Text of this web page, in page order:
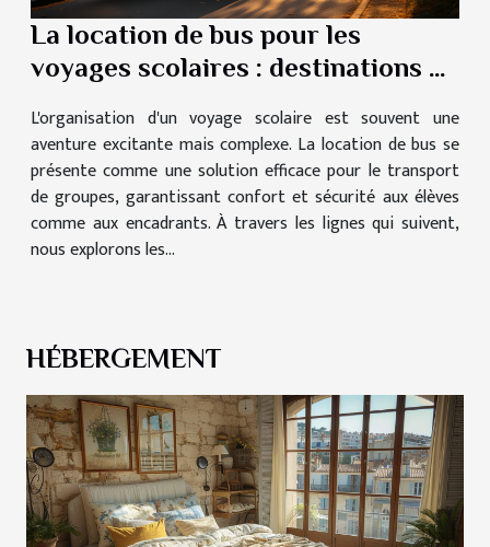
La location de bus pour les
voyages scolaires : destinations et
L'organisation d'un voyage scolaire est souvent une
aventure excitante mais complexe. La location de bus se
présente comme une solution efficace pour le transport
de groupes, garantissant confort et sécurité aux élèves
comme aux encadrants. À travers les lignes qui suivent,
nous explorons les...
HÉBERGEMENT